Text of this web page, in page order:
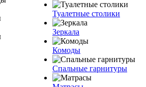
Туалетные столики
Зеркала
Комоды
Спальные гарнитуры